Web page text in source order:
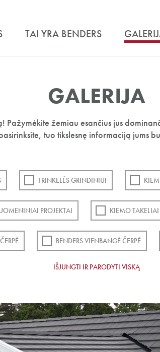
TAI YRA BENDERS
GALERIJA
Pažymėkite žemiau esančius jus
tuo tikslesnę informaciją jums
TRINKELĖS GRINDINIUI
PROJEKTAI KIEMO TAKELIAI
BENDERS VIENBANGĖ ČERPĖ
IŠJUNGTI IR PARODYTI VISKĄ